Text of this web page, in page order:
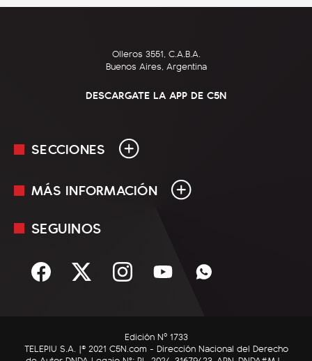
Olleros 3551, C.A.B.A.
Buenos Aires, Argentina
DESCARGATE LA APP DE C5N
SECCIONES
En Vivo
Sociedad
C5N Autos
MÁS INFORMACIÓN
Mediakit
Términos y condiciones
SEGUINOS
Edición Nº 1733
TELEPIU S.A. |© 2021 C5N.com - Dirección Nacional del Derecho